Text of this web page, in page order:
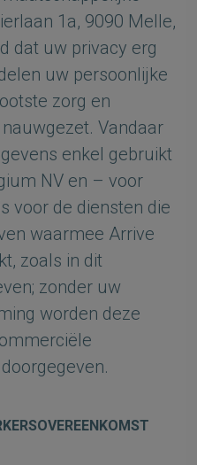
1a, 9090 Melle,
dat uw privacy erg
uw persoonlijke
zorg en
Vandaar
enkel gebruikt
NV en – voor
voor de diensten die
waarmee Arrive
zoals in dit
zonder uw
worden deze